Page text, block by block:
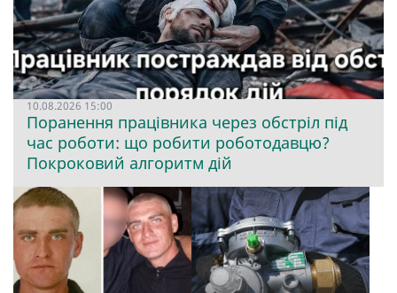
10.08.2026 15:00
Поранення працівника через обстріл під
час роботи: що робити роботодавцю?
Покроковий алгоритм дій